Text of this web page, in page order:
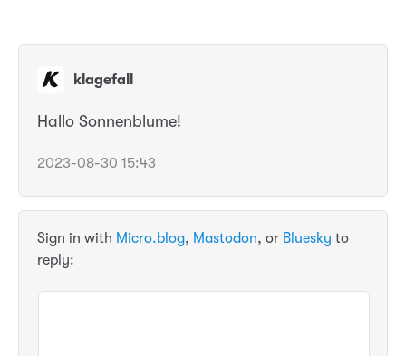
klagefall
Hallo Sonnenblume!
2023-08-30 15:43
Sign in with Micro.blog, Mastodon, or Bluesky to
reply: